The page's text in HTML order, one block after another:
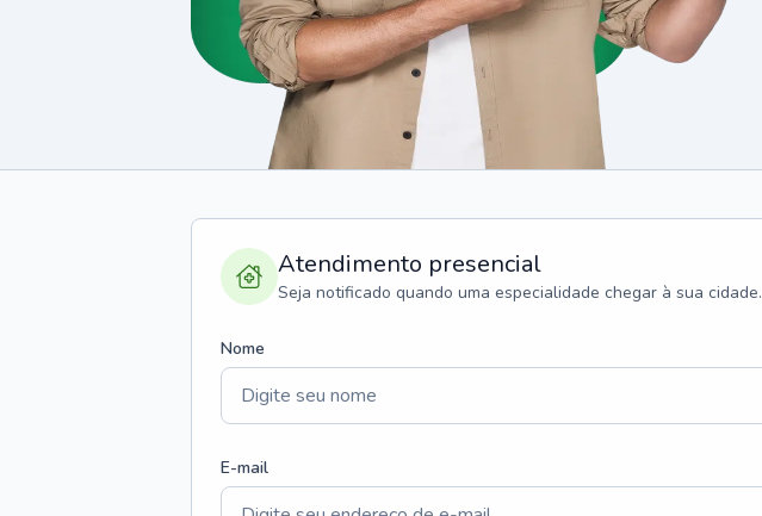
Atendimento presencial
Seja notificado quando uma especialidade chegar à sua cidade.
Nome
E-mail